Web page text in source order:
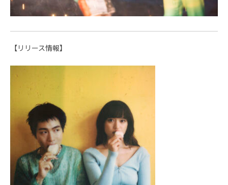
【リリース情報】